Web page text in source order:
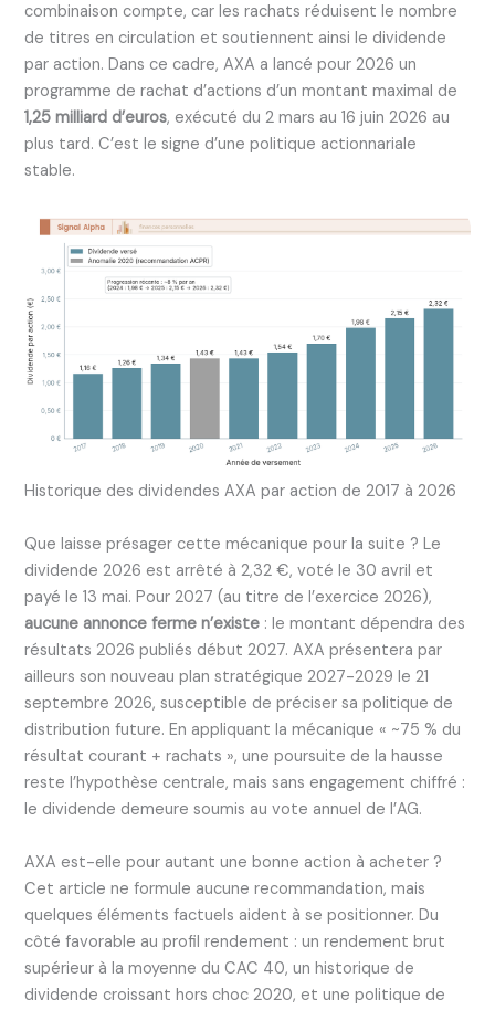
combinaison compte, car les rachats réduisent le nombre
de titres en circulation et soutiennent ainsi le dividende
par action. Dans ce cadre, AXA a lancé pour 2026 un
programme de rachat d’actions d’un montant maximal de
1,25 milliard d’euros, exécuté du 2 mars au 16 juin 2026 au
plus tard. C’est le signe d’une politique actionnariale
stable.
Historique des dividendes AXA par action de 2017 à 2026
Que laisse présager cette mécanique pour la suite ? Le
dividende 2026 est arrêté à 2,32 €, voté le 30 avril et
payé le 13 mai. Pour 2027 (au titre de l’exercice 2026),
aucune annonce ferme n’existe : le montant dépendra des
résultats 2026 publiés début 2027. AXA présentera par
ailleurs son nouveau plan stratégique 2027-2029 le 21
septembre 2026, susceptible de préciser sa politique de
distribution future. En appliquant la mécanique « ~75 % du
résultat courant + rachats », une poursuite de la hausse
reste l’hypothèse centrale, mais sans engagement chiffré :
le dividende demeure soumis au vote annuel de l’AG.
AXA est-elle pour autant une bonne action à acheter ?
Cet article ne formule aucune recommandation, mais
quelques éléments factuels aident à se positionner. Du
côté favorable au profil rendement : un rendement brut
supérieur à la moyenne du CAC 40, un historique de
dividende croissant hors choc 2020, et une politique de